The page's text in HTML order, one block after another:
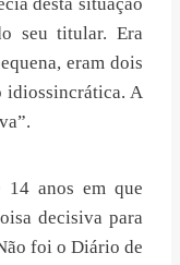
seu titular. Era
eram dois
idiossincrática. A
14 anos em que
decisiva para
foi o Diário de